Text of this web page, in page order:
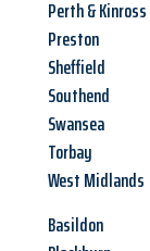
Perth & Kinross
Preston
Sheffield
Southend
Swansea
Torbay
West Midlands
Basildon